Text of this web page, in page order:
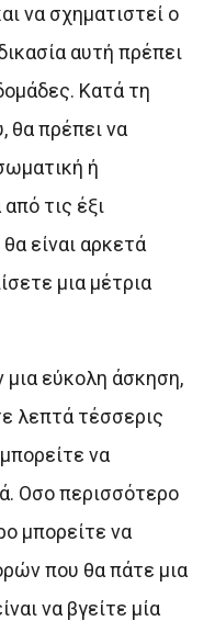
να σχηματιστεί ο
αυτή πρέπει
Κατά τη
θα πρέπει να
ή
τις έξι
είναι αρκετά
μια μέτρια
μια εύκολη άσκηση,
λεπτά τέσσερις
να
Οσο περισσότερο
μπορείτε να
που θα πάτε μια
να βγείτε μία